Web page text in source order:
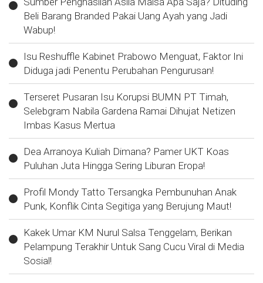
Beli Barang Branded Pakai Uang Ayah yang Jadi
Wabup!
Isu Reshuffle Kabinet Prabowo Menguat, Faktor Ini
Diduga jadi Penentu Perubahan Pengurusan!
Terseret Pusaran Isu Korupsi BUMN PT Timah,
Selebgram Nabila Gardena Ramai Dihujat Netizen
Imbas Kasus Mertua
Dea Arranoya Kuliah Dimana? Pamer UKT Koas
Puluhan Juta Hingga Sering Liburan Eropa!
Profil Mondy Tatto Tersangka Pembunuhan Anak
Punk, Konflik Cinta Segitiga yang Berujung Maut!
Kakek Umar KM Nurul Salsa Tenggelam, Berikan
Pelampung Terakhir Untuk Sang Cucu Viral di Media
Sosial!